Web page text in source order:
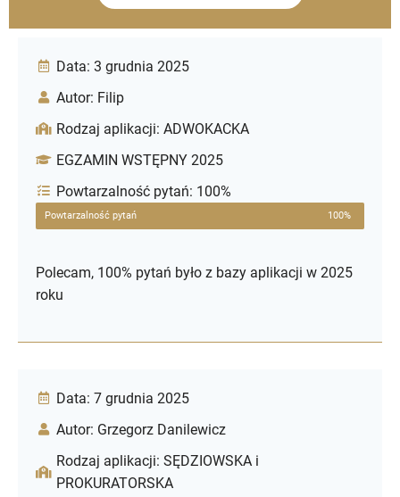
Data: 3 grudnia 2025
Autor: Filip
Rodzaj aplikacji: ADWOKACKA
EGZAMIN WSTĘPNY 2025
Powtarzalność pytań: 100%
Powtarzalność pytań 100%
Polecam, 100% pytań było z bazy aplikacji w 2025
roku
Data: 7 grudnia 2025
Autor: Grzegorz Danilewicz
Rodzaj aplikacji: SĘDZIOWSKA i
PROKURATORSKA